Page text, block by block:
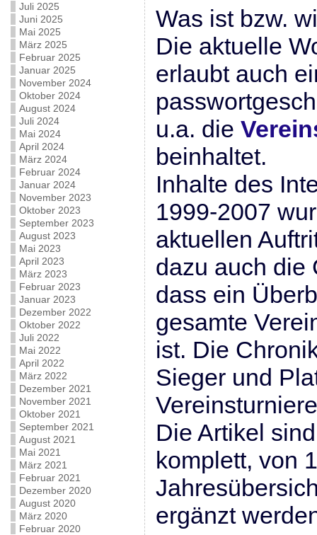
Juli 2025
Juni 2025
Mai 2025
März 2025
Februar 2025
Januar 2025
November 2024
Oktober 2024
August 2024
Juli 2024
Mai 2024
April 2024
März 2024
Februar 2024
Januar 2024
November 2023
Oktober 2023
September 2023
August 2023
Mai 2023
April 2023
März 2023
Februar 2023
Januar 2023
Dezember 2022
Oktober 2022
Juli 2022
Mai 2022
April 2022
März 2022
Dezember 2021
November 2021
Oktober 2021
September 2021
August 2021
Mai 2021
März 2021
Februar 2021
Dezember 2020
August 2020
März 2020
Februar 2020
Was ist bzw.
Die aktuelle
erlaubt auch
u.a. die
beinhaltet.
Inhalte des
1999-2007
aktuellen
dazu auch die
dass ein
gesamte
ist. Die
Sieger und
Die Artikel
komplett, von
ergänzt